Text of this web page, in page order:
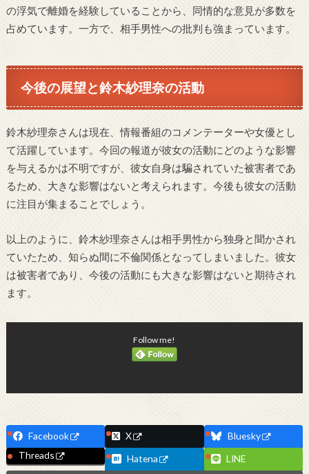
の浮気で離婚を経験していることから、同情的な意見が多数を
占めています。一方で、相手男性への批判も強まっています。
今後の展望と鈴木紗理奈の活動
鈴木紗理奈さんは現在、情報番組のコメンテーターや女優とし
て活躍しています。今回の報道が彼女の活動にどのような影響
を与えるかは不明ですが、彼女自身は騙されていた被害者であ
るため、大きな影響はないと考えられます。今後も彼女の活動
に注目が集まることでしょう。
以上のように、鈴木紗理奈さんは相手男性から独身と聞かされ
ていたため、知らぬ間に不倫関係となってしまいました。彼女
は被害者であり、今後の活動にも大きな影響はないと期待され
ます。
Follow me!
Facebook X
Bluesky
Threads
Hatena LINE